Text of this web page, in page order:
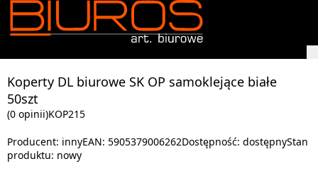
Koperty DL biurowe SK OP samoklejące białe
50szt
(0 opinii)KOP215
Producent: innyEAN: 5905379006262Dostępność: dostępnyStan
produktu: nowy